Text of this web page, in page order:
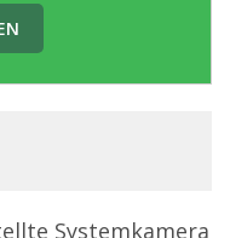
Systemkamera